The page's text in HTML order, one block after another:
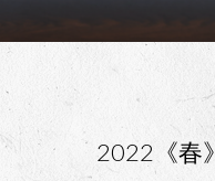
2022《春》